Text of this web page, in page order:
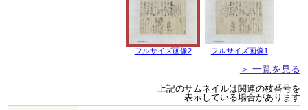
フルサイズ画像2 フルサイズ画像1
＞ 一覧を見る
上記のサムネイルは関連の枝番号を
表示している場合があります